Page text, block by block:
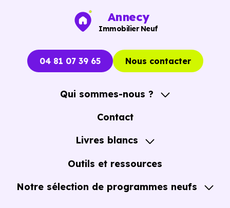
opportunités concrètes.
Annecy
Immobilier Neuf
04 81 07 39 65 Nous contacter
Qui sommes-nous ?
A propos
Contact
Livres blancs
Guide de l'Achat immobilier neuf en VEFA
Outils et ressources
Notre sélection de programmes neufs